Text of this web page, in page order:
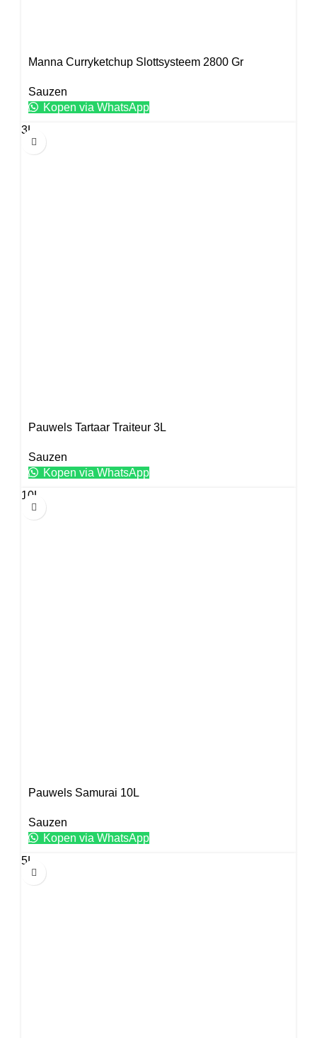
Manna Curryketchup Slottsysteem 2800 Gr
Sauzen
Kopen via WhatsApp
3L
Pauwels Tartaar Traiteur 3L
Sauzen
Kopen via WhatsApp
10L
Pauwels Samurai 10L
Sauzen
Kopen via WhatsApp
5L